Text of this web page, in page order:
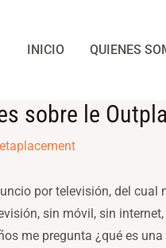
INICIO QUIENES
sobre le
por televisión, del
sin móvil, sin
me pregunta ¿qué es una